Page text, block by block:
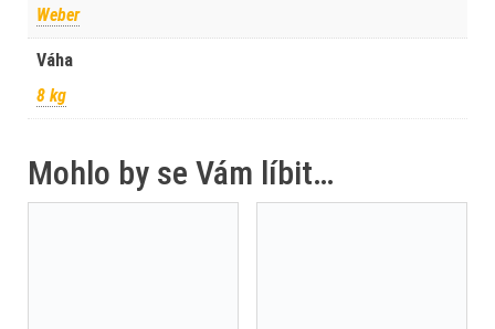
Weber
Váha
8 kg
Mohlo by se Vám líbit…